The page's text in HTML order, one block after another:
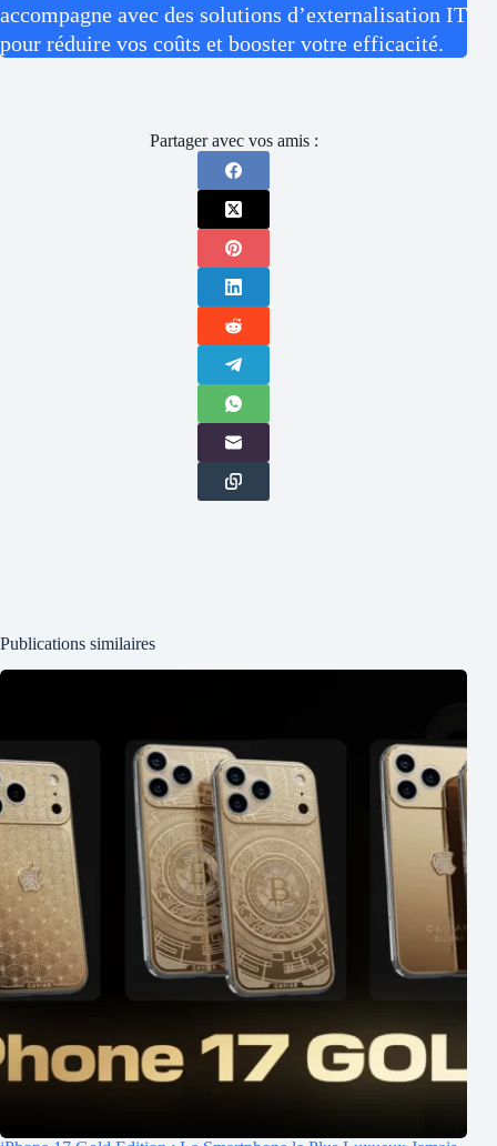
accompagne avec des solutions d’externalisation IT
pour réduire vos coûts et booster votre efficacité.
Partager avec vos amis :
Publications similaires